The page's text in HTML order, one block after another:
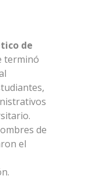
de
terminó
de
el